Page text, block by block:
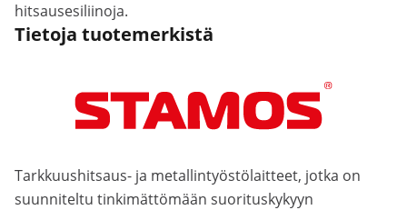
hitsausesiliinoja.
Tietoja tuotemerkistä
Tarkkuushitsaus- ja metallintyöstölaitteet, jotka on
suunniteltu tinkimättömään suorituskykyyn